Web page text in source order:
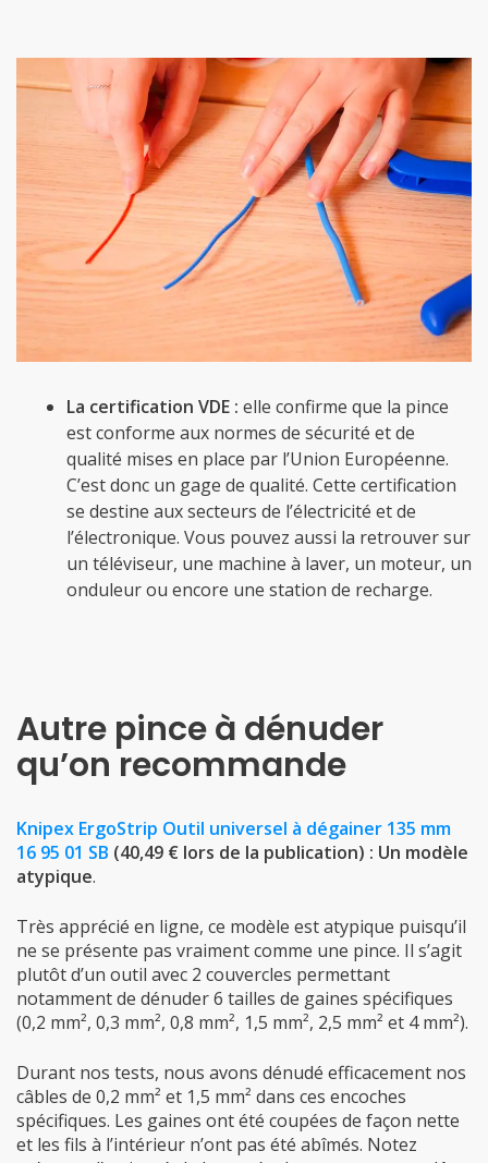
La certification VDE : elle confirme que la pince
est conforme aux normes de sécurité et de
qualité mises en place par l’Union Européenne.
C’est donc un gage de qualité. Cette certification
se destine aux secteurs de l’électricité et de
l’électronique. Vous pouvez aussi la retrouver sur
un téléviseur, une machine à laver, un moteur, un
onduleur ou encore une station de recharge.
Autre pince à dénuder
qu’on recommande
Knipex ErgoStrip Outil universel à dégainer 135 mm
16 95 01 SB (40,49 € lors de la publication) : Un modèle
atypique.
Très apprécié en ligne, ce modèle est atypique puisqu’il
ne se présente pas vraiment comme une pince. Il s’agit
plutôt d’un outil avec 2 couvercles permettant
notamment de dénuder 6 tailles de gaines spécifiques
(0,2 mm², 0,3 mm², 0,8 mm², 1,5 mm², 2,5 mm² et 4 mm²).
Durant nos tests, nous avons dénudé efficacement nos
câbles de 0,2 mm² et 1,5 mm² dans ces encoches
spécifiques. Les gaines ont été coupées de façon nette
et les fils à l’intérieur n’ont pas été abîmés. Notez